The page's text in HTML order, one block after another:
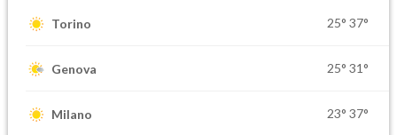
Torino 25° 37°
Genova 25° 31°
Milano 23° 37°